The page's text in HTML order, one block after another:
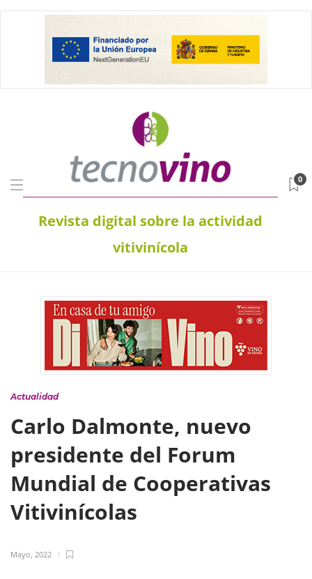
Revista digital sobre la actividad
vitivinícola
0
Actualidad
Carlo Dalmonte, nuevo
presidente del Forum
Mundial de Cooperativas
Vitivinícolas
Mayo, 2022